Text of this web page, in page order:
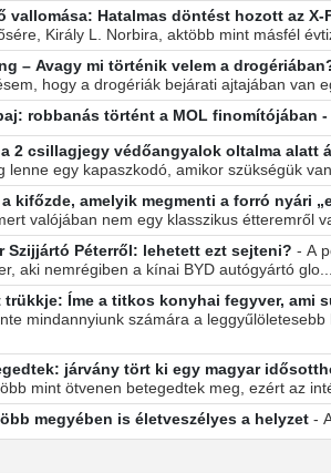
vallomása: Hatalmas döntést hozott az
Király L. Norbira, aktöbb mint másfél
– Avagy mi történik velem a
hogy a drogériák bejárati ajtajában van
robbanás történt a MOL finomítójában
2 csillagjegy védőangyalok oltalma alatt
egy kapaszkodó, amikor szükségük van
kifőzde, amelyik megmenti a forró nyári
valójában nem egy klasszikus étteremről
Péterről: lehetett ezt sejteni? - A
aki nemrégiben a kínai BYD autógyártó glo...
Íme a titkos konyhai fegyver, ami
mindannyiunk számára a
járvány tört ki egy magyar
mint ötvenen betegedtek meg, ezért az
megyében is életveszélyes a helyzet -